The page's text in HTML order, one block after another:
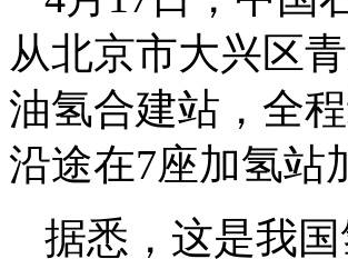
从北京市大兴区
油氢合建站，全
沿途在7座加氢站
据悉，这是我